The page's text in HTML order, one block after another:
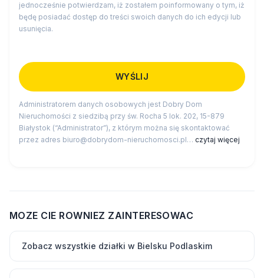
jednocześnie potwierdzam, iż zostałem poinformowany o tym, iż
będę posiadać dostęp do treści swoich danych do ich edycji lub
usunięcia.
Administratorem danych osobowych jest Dobry Dom
Nieruchomości z siedzibą przy św. Rocha 5 lok. 202, 15-879
Białystok (“Administrator”), z którym można się skontaktować
przez adres biuro@dobrydom-nieruchomosci.pl… czytaj więcej
MOZE CIE ROWNIEZ ZAINTERESOWAC
Zobacz wszystkie działki w Bielsku Podlaskim